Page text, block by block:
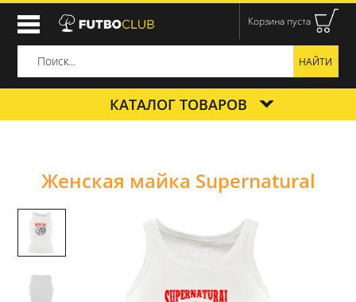
Корзина пуста
КАТАЛОГ ТОВАРОВ
Женская майка Supernatural